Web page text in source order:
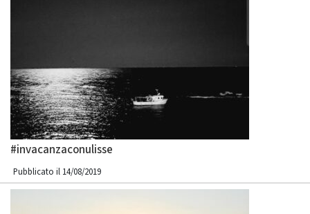
#invacanzaconulisse
Pubblicato il 14/08/2019